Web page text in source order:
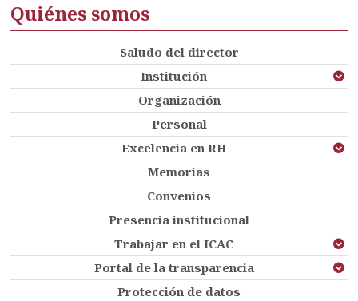
Quiénes somos
Saludo del director
Institución
Organización
Personal
Excelencia en RH
Memorias
Convenios
Presencia institucional
Trabajar en el ICAC
Portal de la transparencia
Protección de datos